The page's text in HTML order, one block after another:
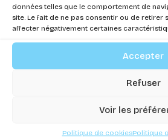
données telles que le comportement de
site. Le fait de ne pas consentir ou de retirer
affecter négativement certaines
Accepter
Refuser
Voir les
Politique de cookiesPolitique